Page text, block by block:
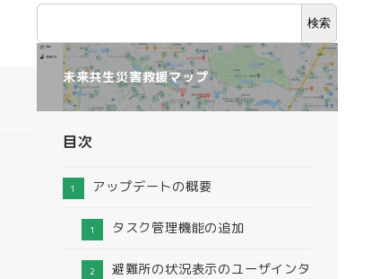
検索
未来共生災害救援マップ
目次
アップデートの概要
タスク管理機能の追加
避難所の状況表示のユーザインタ